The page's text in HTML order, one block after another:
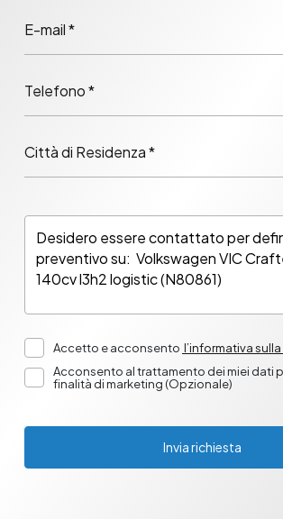
E-mail *
Telefono *
Città di Residenza *
Accetto e acconsento l’informativa
Acconsento al trattamento dei miei dati
finalità di marketing (Opzionale)
Invia richiesta